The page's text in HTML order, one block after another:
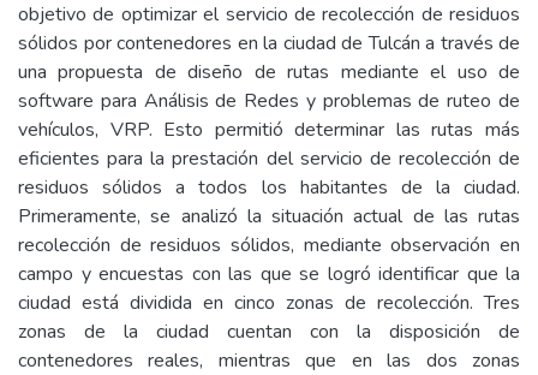
objetivo de optimizar el servicio de recolección de residuos
sólidos por contenedores en la ciudad de Tulcán a través de
una propuesta de diseño de rutas mediante el uso de
software para Análisis de Redes y problemas de ruteo de
vehículos, VRP. Esto permitió determinar las rutas más
eficientes para la prestación del servicio de recolección de
residuos sólidos a todos los habitantes de la ciudad.
Primeramente, se analizó la situación actual de las rutas
recolección de residuos sólidos, mediante observación en
campo y encuestas con las que se logró identificar que la
ciudad está dividida en cinco zonas de recolección. Tres
zonas de la ciudad cuentan con la disposición de
contenedores reales, mientras que en las dos zonas